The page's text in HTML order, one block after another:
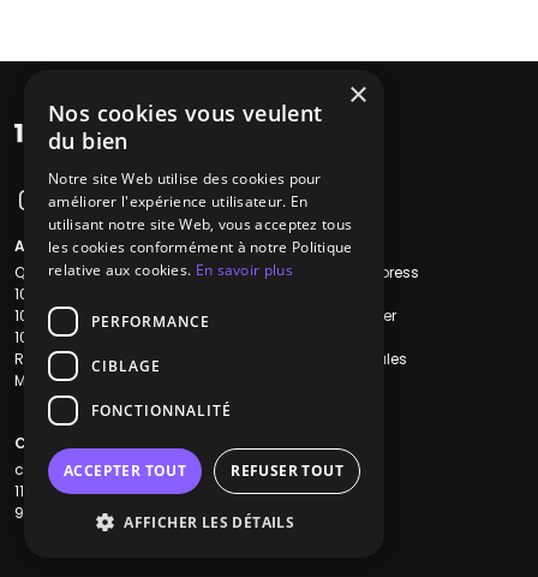
A propos
Qui sommes-nous ?
1001Salles
1001Salles PRO
1001Traiteurs
Reserverunbar
MP2
Liens utiles
Recherche Express
Nous contacter
Mentions légales
Contacts
contact@1001dj.com
11 Rue Maurice Grandcoing
94200 Ivry-sur-Seine
×
Nos cookies vous veulent
du bien
Notre site Web utilise des cookies pour
améliorer l'expérience utilisateur. En
utilisant notre site Web, vous acceptez tous
les cookies conformément à notre Politique
relative aux cookies. En savoir plus
PERFORMANCE
CIBLAGE
FONCTIONNALITÉ
ACCEPTER TOUT REFUSER TOUT
AFFICHER LES DÉTAILS